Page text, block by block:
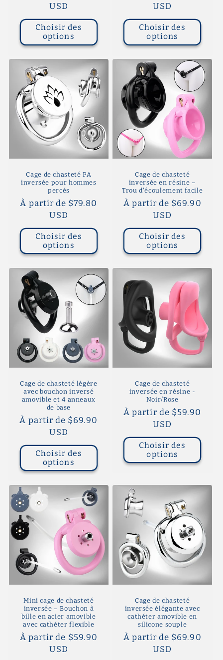
habituelUSD
Choisir des
options
habituelUSD
Choisir des
options
Cage de chasteté PA
inversée pour hommes
percés
Prix
habituel
À partir de $79.80
USD
Choisir des
options
Cage de chasteté
inversée en résine –
Trou d'écoulement facile
Prix
habituel
À partir de $69.90
USD
Choisir des
options
Cage de chasteté légère
avec bouchon inversé
amovible et 4 anneaux
de base
Prix
habituel
À partir de $69.90
USD
Choisir des
options
Cage de chasteté
inversée en résine -
Noir/Rose
Prix
habituel
À partir de $59.90
USD
Choisir des
options
Mini cage de chasteté
inversée – Bouchon à
bille en acier amovible
avec cathéter flexible
Prix
habituel
À partir de $59.90
USD
Cage de chasteté
inversée élégante avec
cathéter amovible en
silicone souple
Prix
habituel
À partir de $69.90
USD